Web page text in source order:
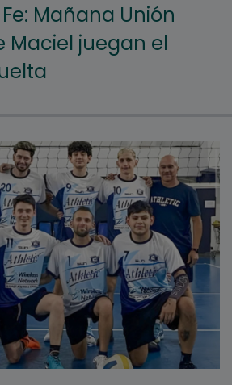
Mañana Unión
Maciel juegan el